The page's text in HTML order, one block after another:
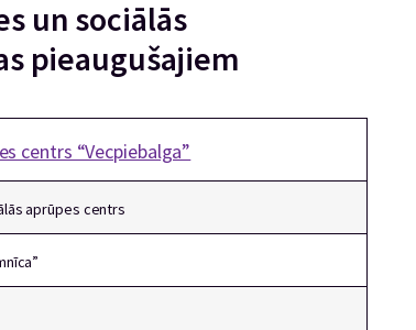
un sociālās
pieaugušajiem
centrs “Vecpiebalga”
aprūpes centrs